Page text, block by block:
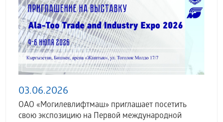
03.06.2026
ОАО «Могилевлифтмаш» приглашает посетить
свою экспозицию на Первой международной